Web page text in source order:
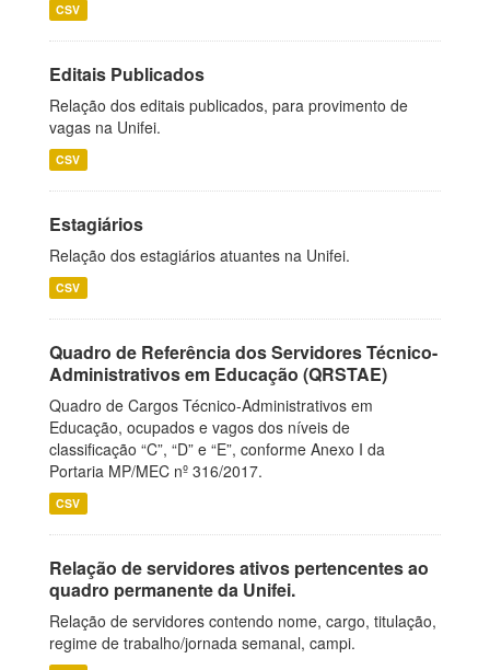
CSV
Editais Publicados
Relação dos editais publicados, para provimento de
vagas na Unifei.
CSV
Estagiários
Relação dos estagiários atuantes na Unifei.
CSV
Quadro de Referência dos Servidores Técnico-
Administrativos em Educação (QRSTAE)
Quadro de Cargos Técnico-Administrativos em
Educação, ocupados e vagos dos níveis de
classificação “C”, “D” e “E”, conforme Anexo I da
Portaria MP/MEC nº 316/2017.
CSV
Relação de servidores ativos pertencentes ao
quadro permanente da Unifei.
Relação de servidores contendo nome, cargo, titulação,
regime de trabalho/jornada semanal, campi.